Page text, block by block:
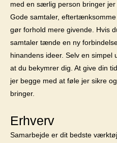
med en særlig person bringer
Gode samtaler,
gør forhold mere givende. Hvis
samtaler tænde en ny
hinandens ideer. Selv en simpel
at du bekymrer dig. At give din
jer begge med at føle jer sikre
bringer.
Erhverv
Samarbejde er dit bedste